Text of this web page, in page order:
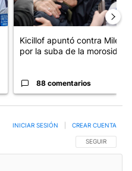
Kicillof apuntó contra Milei
por la suba de la morosida...
88 comentarios
SIGA ESTA
SEGUIR
INICIAR SESIÓN CREAR CUENTA